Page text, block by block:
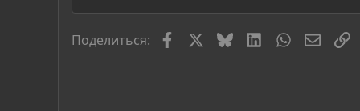
Поделиться: FacebookBlueskyLinkedInWhatsApp